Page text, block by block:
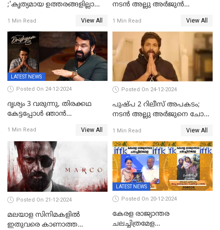
;'കൃത്യമായ ഉത്തരങ്ങളില്ലാതെ
1 Min Read View All
നടന്‍ അല്ലു അര്‍ജുൻ
മുന്നിൽ ഹാജരായി
1 Min Read View All
LATEST NEWS
Posted On 24-12-2024
ദൃശ്യം 3 വരുന്നു, തിരക്കഥ
കേട്ടപ്പോള്‍ ഞാന്‍
സ്ഥിരീകരിച്ച് മോഹൻലാൽ
1 Min Read View All
Posted On 24-12-2024
പുഷ്പ 2 റിലീസ് അപകടം;
നടന്‍ അല്ലു അര്‍ജുനെ ചോദ്യം
1 Min Read View All
Posted On 21-12-2024
മലയാള സിനിമകളിൽ
ഇതുവരെ കാണാത്ത
LATEST NEWS
Posted On 20-12-2024
കേരള രാജ്യാന്തര
ചലച്ചിത്രമേള